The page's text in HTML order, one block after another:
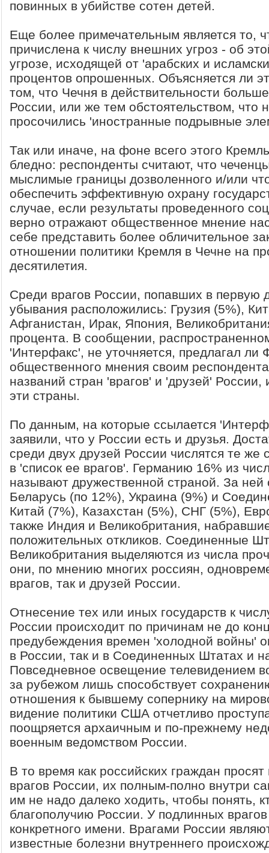
повинных в убийстве сотен детей.
Еще более примечательным является то,
причислена к числу внешних угроз - об
угрозе, исходящей от 'арабских и
процентов опрошенных. Объясняется ли
том, что Чечня в действительности
России, или же тем обстоятельством, что
просочились 'иностранные подрывные
Так или иначе, на фоне всего этого
бледно: респонденты считают, что
мыслимые границы дозволенного и/или
обеспечить эффективную охрану
случае, если результаты проведенного
верно отражают общественное мнение
себе представить более обличительное
отношении политики Кремля в Чечне на
десятилетия.
Среди врагов России, попавших в первую
убывания расположились: Грузия (5%),
Афганистан, Ирак, Япония,
процента. В сообщении,
'Интерфакс', не уточняется, предлагал ли
общественного мнения своим
названий стран 'врагов' и 'друзей'
эти страны.
По данным, на которые ссылается
заявили, что у России есть и друзья.
среди двух друзей России числятся те же
в 'список ее врагов'. Германию 16% из
называют дружественной страной. За
Беларусь (по 12%), Украина (9%) и
Китай (7%), Казахстан (5%), СНГ (5%),
также Индия и Великобритания,
положительных откликов. Соединенные
Великобритания выделяются из числа
они, по мнению многих россиян,
врагов, так и друзей России.
Отнесение тех или иных государств к
России происходит по причинам не до
предубеждения времен 'холодной войны'
в России, так и в Соединенных Штатах и
Повседневное освещение телевидением
за рубежом лишь способствует
отношения к бывшему сопернику на
видение политики США отчетливо
поощряется архаичным и по-прежнему
военным ведомством России.
В то время как российских граждан
врагов России, их полным-полно внутри
им не надо далеко ходить, чтобы понять,
благополучию России. У подлинных
конкретного имени. Врагами России
известные болезни внутреннего